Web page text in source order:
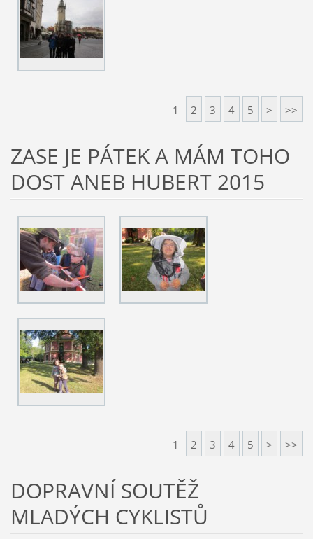
1 2 3 4 5 > >>
ZASE JE PÁTEK A MÁM TOHO
DOST ANEB HUBERT 2015
1 2 3 4 5 > >>
DOPRAVNÍ SOUTĚŽ
MLADÝCH CYKLISTŮ